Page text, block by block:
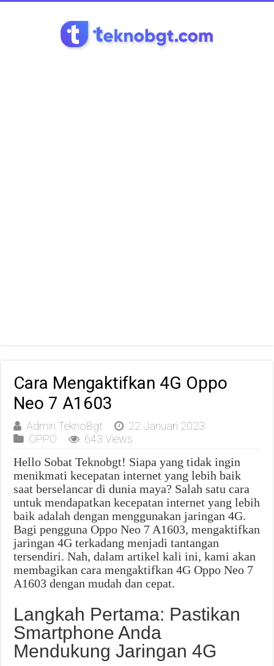
Cara Mengaktifkan 4G Oppo
Neo 7 A1603
Admin TeknoBgt
22 Januari 2023
OPPO
643 Views
Hello Sobat Teknobgt! Siapa yang tidak ingin
menikmati kecepatan internet yang lebih baik
saat berselancar di dunia maya? Salah satu cara
untuk mendapatkan kecepatan internet yang lebih
baik adalah dengan menggunakan jaringan 4G.
Bagi pengguna Oppo Neo 7 A1603, mengaktifkan
jaringan 4G terkadang menjadi tantangan
tersendiri. Nah, dalam artikel kali ini, kami akan
membagikan cara mengaktifkan 4G Oppo Neo 7
A1603 dengan mudah dan cepat.
Langkah Pertama: Pastikan
Smartphone Anda
Mendukung Jaringan 4G